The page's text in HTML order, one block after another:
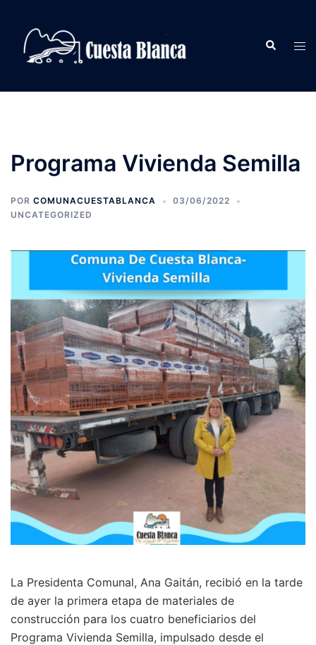
contenido
Buscar
Programa Vivienda Semilla
POR COMUNACUESTABLANCA
03/06/2022
UNCATEGORIZED
La Presidenta Comunal, Ana Gaitán, recibió en la tarde
de ayer la primera etapa de materiales de
construcción para los cuatro beneficiarios del
Programa Vivienda Semilla, impulsado desde el